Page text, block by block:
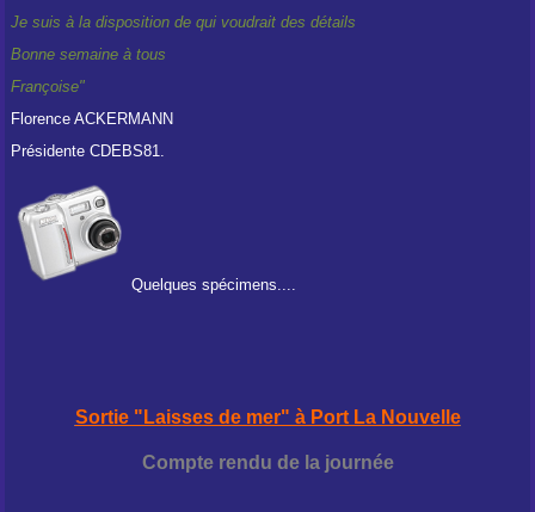
Je suis à la disposition de qui voudrait des détails
Bonne semaine à tous
Françoise"
Florence ACKERMANN
Présidente CDEBS81.
Quelques spécimens....
Sortie "Laisses de mer" à Port La Nouvelle
Compte rendu de la journée